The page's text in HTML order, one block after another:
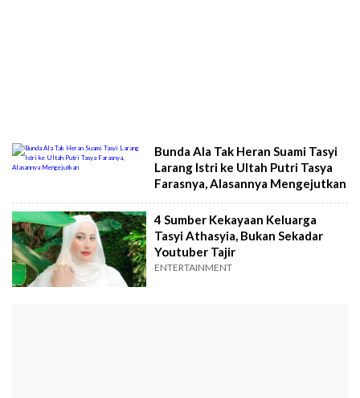
Bunda Ala Tak Heran Suami Tasyi
Larang Istri ke Ultah Putri Tasya
Farasnya, Alasannya Mengejutkan
4 Sumber Kekayaan Keluarga
Tasyi Athasyia, Bukan Sekadar
Youtuber Tajir
ENTERTAINMENT